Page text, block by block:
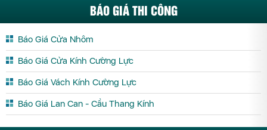
BÁO GIÁ THI CÔNG
Báo Giá Cửa Nhôm
Báo Giá Cửa Kính Cường Lực
Báo Giá Vách Kính Cường Lực
Báo Giá Lan Can - Cầu Thang Kính